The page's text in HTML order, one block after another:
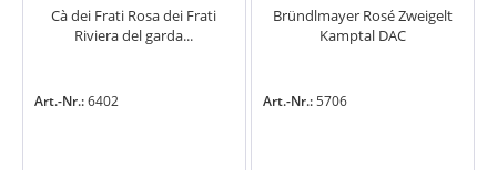
Cà dei Frati Rosa dei Frati
Riviera del garda...
Art.-Nr.:6402
Bründlmayer Rosé Zweigelt
Kamptal DAC
Art.-Nr.:5706